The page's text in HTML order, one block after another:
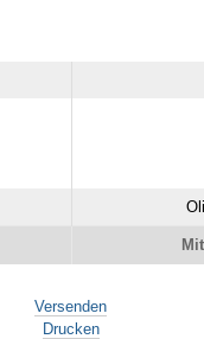
Versenden
Drucken